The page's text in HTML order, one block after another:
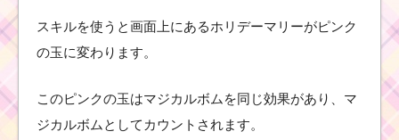
方法
スキルを使うと画面上にあるホリデーマリーがピンク
の玉に変わります。
このピンクの玉はマジカルボムを同じ効果があり、マ
ジカルボムとしてカウントされます。